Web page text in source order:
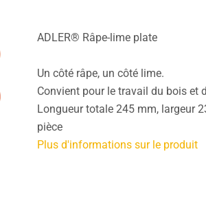
ADLER® Râpe-lime plate
Un côté râpe, un côté lime.
Convient pour le travail du bois et
Longueur totale 245 mm, largeur
pièce
Plus d'informations sur le produit